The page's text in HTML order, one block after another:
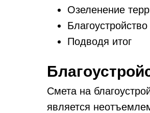
Озеленение
Подводя итог
Смета на
является